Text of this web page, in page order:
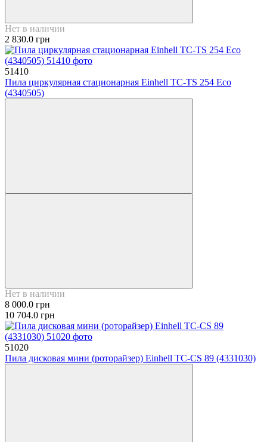
Нет в наличии
2 830.0 грн
51410
Пила циркулярная стационарная Einhell TC-TS 254 Eco
(4340505)
Нет в наличии
8 000.0 грн
10 704.0 грн
51020
Пила дисковая мини (роторайзер) Einhell TC-CS 89 (4331030)